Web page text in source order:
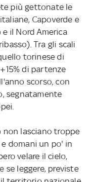
più gettonate le
Capoverde e
e il Nord America
Tra gli scali
torinese di
di partenze
scorso, con
segnatamente
non lasciano troppe
domani un po' in
velare il cielo,
se leggere, previste